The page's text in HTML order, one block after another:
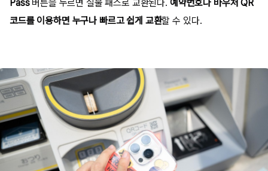
Pass버튼을 누르면 실물 패스로 교환된다. 예약번호나 바우처 QR
코드를 이용하면 누구나 빠르고 쉽게 교환할 수 있다.